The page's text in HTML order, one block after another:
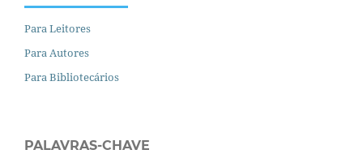
Para Leitores
Para Autores
Para Bibliotecários
PALAVRAS-CHAVE